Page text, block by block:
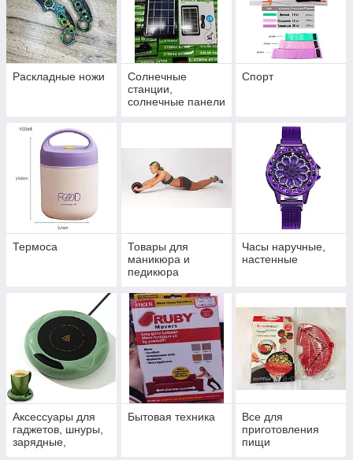
Раскладные ножи
Солнечные
станции,
солнечные панели
Спорт
Термоса
Товары для
маникюра и
педикюра
Часы наручные,
настенные
Аксессуары для
гаджетов, шнуры,
зарядные,
Бытовая техника
Все для
приготовления
пищи